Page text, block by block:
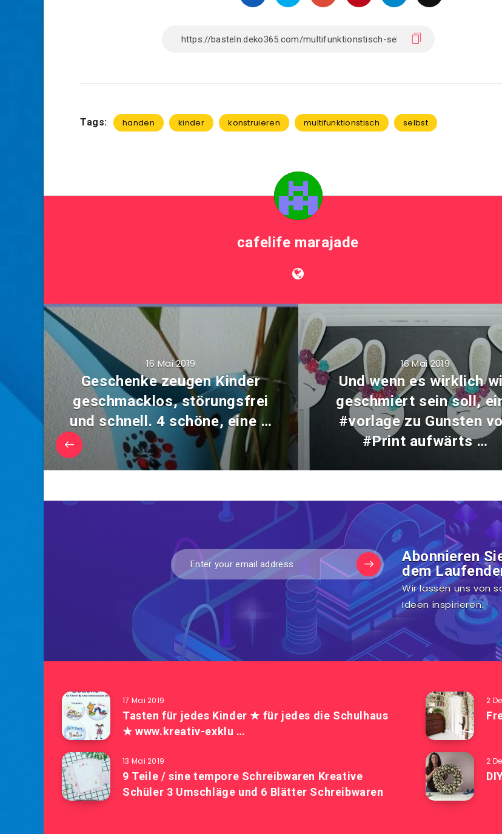
Tags: handen kinder konstruieren multifunktionstisch selbst
cafelife marajade
16 Mai 2019
Geschenke zeugen Kinder
geschmacklos, störungsfrei
und schnell. 4 schöne, eine …
16 Mai 2019
Und wenn es wirklich
geschmiert sein soll,
#vorlage zu Gunsten
#Print aufwärts …
Abonnieren
dem
Wir lassen uns von
Ideen inspirieren.
17 Mai 2019
Tasten für jedes Kinder ★ für jedes die Schulhaus
★ www.kreativ-exklu …
13 Mai 2019
9 Teile / sine tempore Schreibwaren Kreative
Schüler 3 Umschläge und 6 Blätter Schreibwaren
2
2